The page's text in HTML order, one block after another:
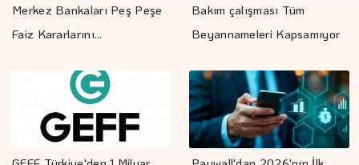
Merkez Bankaları Peş Peşe
Faiz Kararlarını…
Bakım çalışması Tüm
Beyannameleri Kapsamıyor